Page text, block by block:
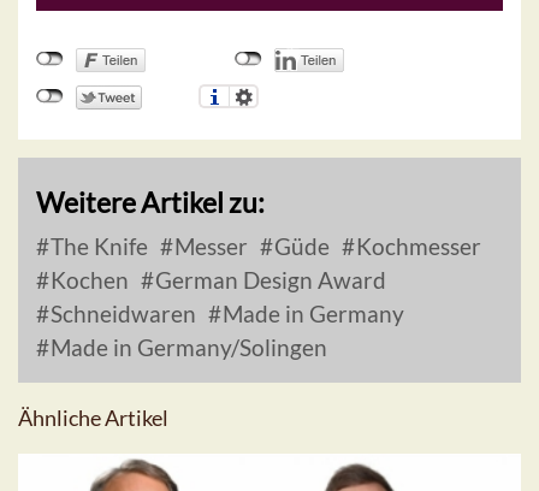
Weitere Artikel zu:
The Knife Messer Güde
Kochmesser
Kochen
German Design Award
Schneidwaren
Made in Germany
Made in Germany/Solingen
Ähnliche Artikel